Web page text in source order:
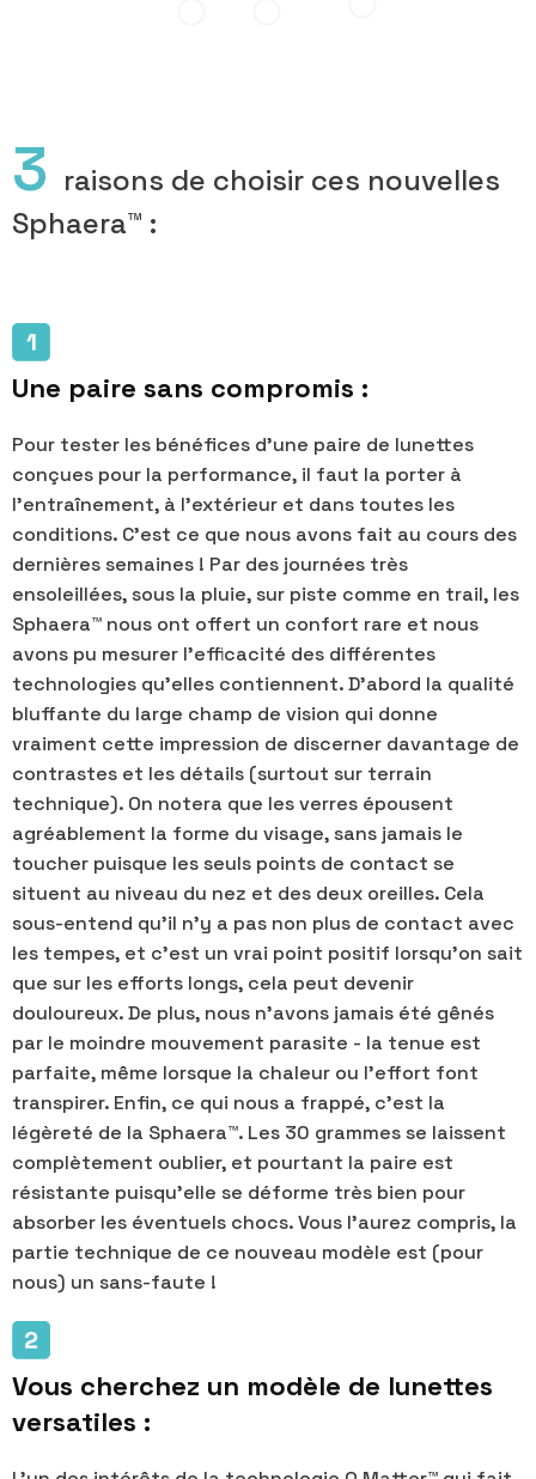
3 raisons de choisir ces nouvelles
Sphaera™ :
Une paire sans compromis :
Pour tester les bénéfices d'une paire de lunettes
conçues pour la performance, il faut la porter à
l'entraînement, à l'extérieur et dans toutes les
conditions. C'est ce que nous avons fait au cours des
dernières semaines ! Par des journées très
ensoleillées, sous la pluie, sur piste comme en trail, les
Sphaera™ nous ont offert un confort rare et nous
avons pu mesurer l'efficacité des différentes
technologies qu'elles contiennent. D'abord la qualité
bluffante du large champ de vision qui donne
vraiment cette impression de discerner davantage de
contrastes et les détails (surtout sur terrain
technique). On notera que les verres épousent
agréablement la forme du visage, sans jamais le
toucher puisque les seuls points de contact se
situent au niveau du nez et des deux oreilles. Cela
sous-entend qu'il n'y a pas non plus de contact avec
les tempes, et c'est un vrai point positif lorsqu'on sait
que sur les efforts longs, cela peut devenir
douloureux. De plus, nous n'avons jamais été gênés
par le moindre mouvement parasite - la tenue est
parfaite, même lorsque la chaleur ou l'effort font
transpirer. Enfin, ce qui nous a frappé, c'est la
légèreté de la Sphaera™. Les 30 grammes se laissent
complètement oublier, et pourtant la paire est
résistante puisqu'elle se déforme très bien pour
absorber les éventuels chocs. Vous l'aurez compris, la
partie technique de ce nouveau modèle est (pour
nous) un sans-faute !
Vous cherchez un modèle de lunettes
versatiles :